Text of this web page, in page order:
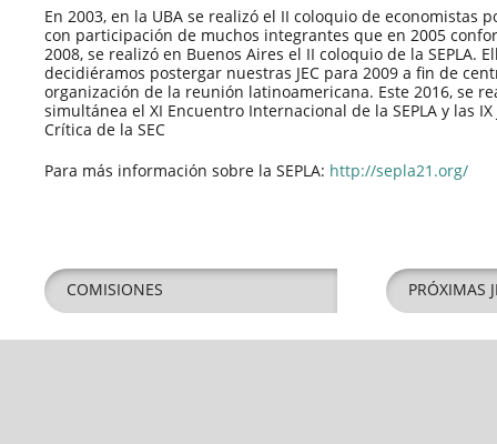
En 2003, en la UBA se realizó el II coloquio de economistas
con participación de muchos integrantes que en 2005
2008, se realizó en Buenos Aires el II coloquio de la SEPLA.
decidiéramos postergar nuestras JEC para 2009 a fin de
organización de la reunión latinoamericana. Este 2016, se
simultánea el XI Encuentro Internacional de la SEPLA y las
Crítica de la SEC
Para más información sobre la SEPLA: http://sepla21.org/
COMISIONES PRÓXIMAS